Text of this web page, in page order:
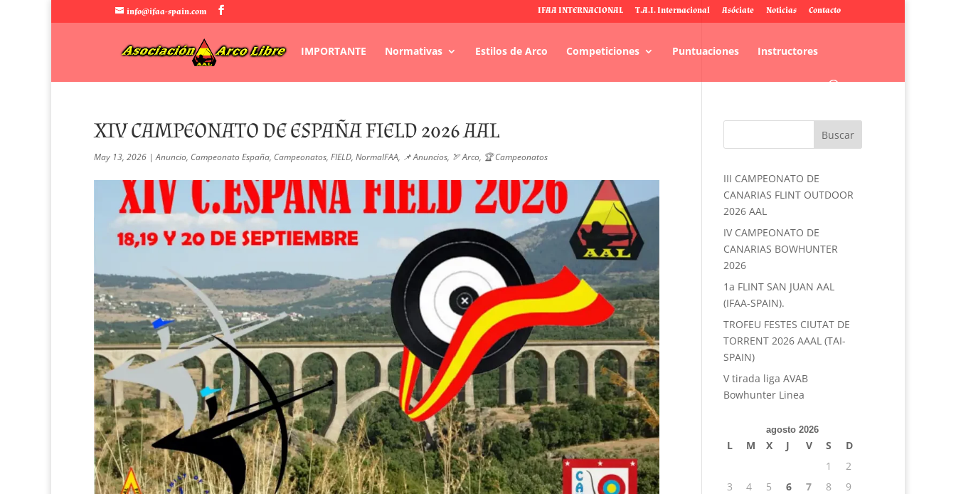
info@ifaa-spain.com IFAA INTERNACIONAL T.A.I. Internacional Asóciate Noticias Contacto
IMPORTANTE Normativas Estilos de Arco Competiciones Puntuaciones Instructores
XIV CAMPEONATO DE ESPAÑA FIELD 2026 AAL
May 13, 2026 |Anuncio, Campeonato España, Campeonatos, FIELD, NormaIFAA, 📌 Anuncios, 🏹 Arco, 🏆 Campeonatos
III CAMPEONATO DE
CANARIAS FLINT OUTDOOR
2026 AAL
IV CAMPEONATO DE
CANARIAS BOWHUNTER
2026
1a FLINT SAN JUAN AAL
(IFAA-SPAIN).
TROFEU FESTES CIUTAT DE
TORRENT 2026 AAAL (TAI-
SPAIN)
V tirada liga AVAB
Bowhunter Linea
agosto 2026
L M X J V S
D
1
2
3
4 5 6 7 8
9